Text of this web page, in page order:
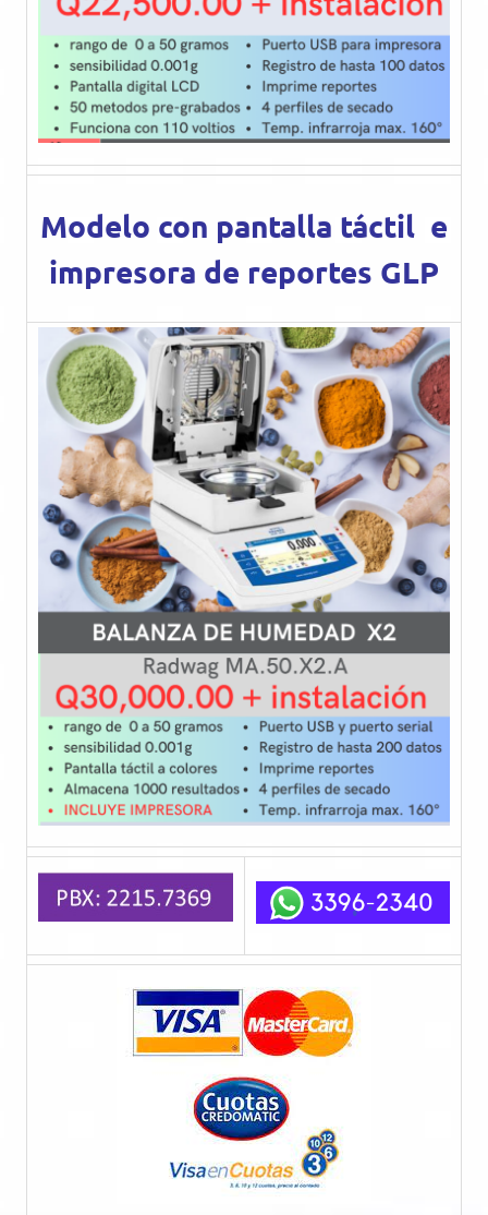
Modelo con pantalla táctil e
impresora de reportes GLP